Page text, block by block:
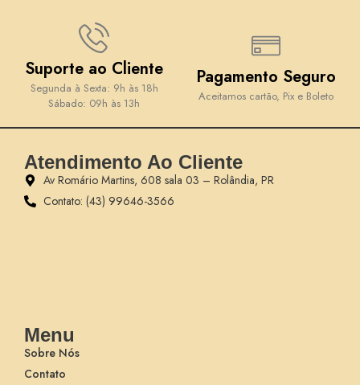
Suporte ao Cliente
Segunda à Sexta: 9h às 18h
Sábado: 09h às 13h
Pagamento Seguro
Aceitamos cartão, Pix e Boleto
Atendimento Ao Cliente
Av Romário Martins, 608 sala 03 – Rolândia, PR
Contato: (43) 99646-3566
Menu
Sobre Nós
Contato